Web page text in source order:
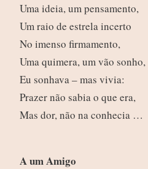
Uma ideia, um pensamento,
Um raio de estrela incerto
No imenso firmamento,
Uma quimera, um vão sonho,
Eu sonhava – mas vivia:
Prazer não sabia o que era,
Mas dor, não na conhecia …
A um Amigo